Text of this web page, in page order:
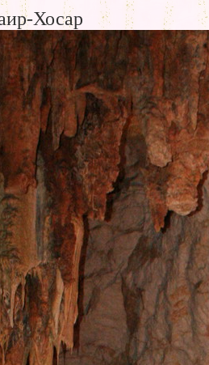
Хосар